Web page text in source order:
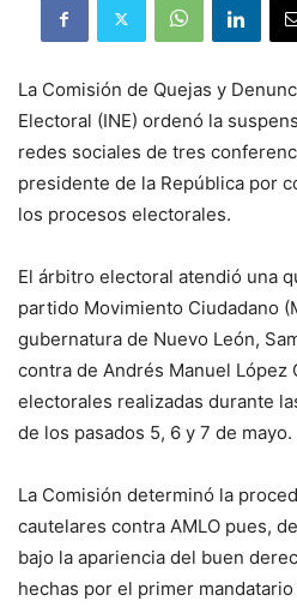
La Comisión de Quejas y
Electoral (INE) ordenó la
redes sociales de tres
presidente de la República por
los procesos electorales.
El árbitro electoral atendió una
partido Movimiento Ciudadano
gubernatura de Nuevo León,
contra de Andrés Manuel López
electorales realizadas durante
de los pasados 5, 6 y 7 de mayo.
La Comisión determinó la
cautelares contra AMLO pues,
bajo la apariencia del buen
hechas por el primer